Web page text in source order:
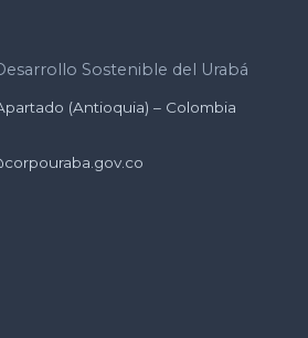
Sostenible del Urabá
(Antioquia) – Colombia